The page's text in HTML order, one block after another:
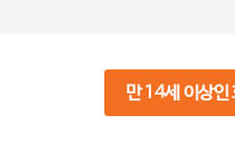
만 14세 이상인